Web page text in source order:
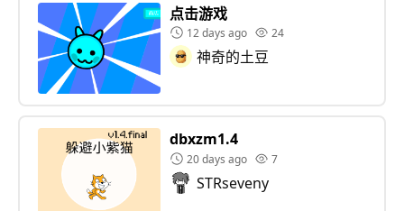
2023年即将过去，我又惦记起了魔源黎，这个3年前的作
品。
这个游戏对我的意义很重大，它承载着很多东西——算
了，我肚子里也没有墨水。
行了一次大规模的修缮工作。12-4仍然是啥也没有。框
架写死了，即便是现在的我也动不得我三年前写的屎
山，更不可能真正做完这游戏。如果说魔源黎是缺了条
胳膊，那么这个“纪念版”就相当于是给胳膊缝合了一下，
点击游戏
12 days ago 24
神奇的土豆
dbxzm1.4
20 days ago 7
STRseveny